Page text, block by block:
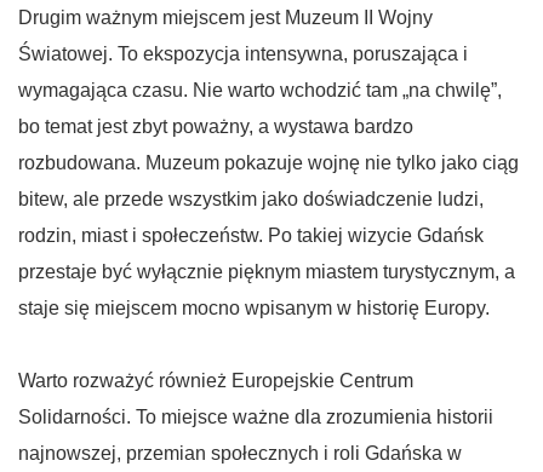
Drugim ważnym miejscem jest Muzeum II Wojny
Światowej. To ekspozycja intensywna, poruszająca i
wymagająca czasu. Nie warto wchodzić tam „na chwilę”,
bo temat jest zbyt poważny, a wystawa bardzo
rozbudowana. Muzeum pokazuje wojnę nie tylko jako ciąg
bitew, ale przede wszystkim jako doświadczenie ludzi,
rodzin, miast i społeczeństw. Po takiej wizycie Gdańsk
przestaje być wyłącznie pięknym miastem turystycznym, a
staje się miejscem mocno wpisanym w historię Europy.
Warto rozważyć również Europejskie Centrum
Solidarności. To miejsce ważne dla zrozumienia historii
najnowszej, przemian społecznych i roli Gdańska w